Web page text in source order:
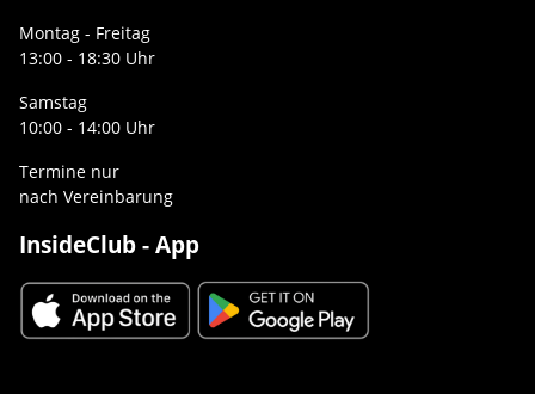
Montag - Freitag
13:00 - 18:30 Uhr
Samstag
10:00 - 14:00 Uhr
Termine nur
nach Vereinbarung
InsideClub - App